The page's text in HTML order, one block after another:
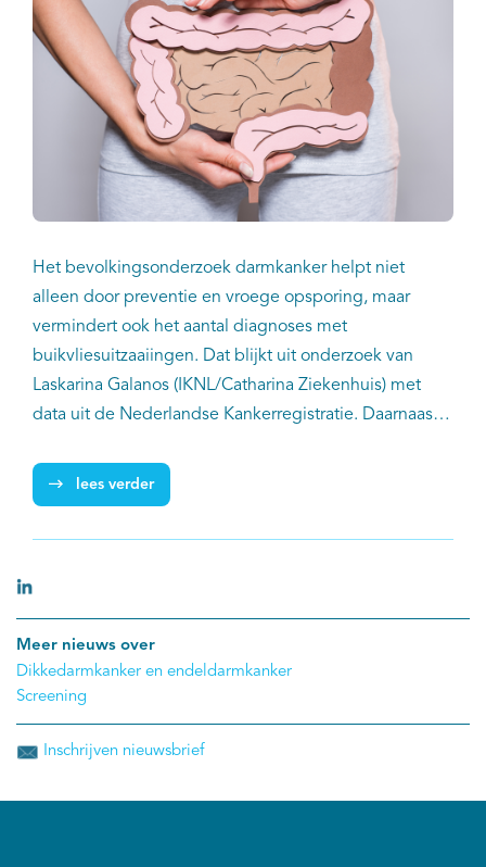
Het bevolkingsonderzoek darmkanker helpt niet
alleen door preventie en vroege opsporing, maar
vermindert ook het aantal diagnoses met
buikvliesuitzaaiingen. Dat blijkt uit onderzoek van
Laskarina Galanos (IKNL/Catharina Ziekenhuis) met
data uit de Nederlandse Kankerregistratie. Daarnaast
buikvliesuitzaaiingen vaker een behandeling met
curatieve intentie en is hun overleving beter dan van
lees verder
Meer nieuws over
Dikkedarmkanker en endeldarmkanker
Screening
Inschrijven nieuwsbrief